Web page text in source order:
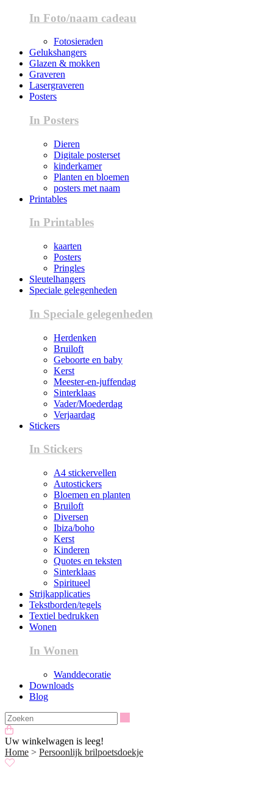
In Foto/naam cadeau
Fotosieraden
Gelukshangers
Glazen & mokken
Graveren
Lasergraveren
Posters
In Posters
Dieren
Digitale posterset
kinderkamer
Planten en bloemen
posters met naam
Printables
In Printables
kaarten
Posters
Pringles
Sleutelhangers
Speciale gelegenheden
In Speciale gelegenheden
Herdenken
Bruiloft
Geboorte en baby
Kerst
Meester-en-juffendag
Sinterklaas
Vader/Moederdag
Verjaardag
Stickers
In Stickers
A4 stickervellen
Autostickers
Bloemen en planten
Bruiloft
Diversen
Ibiza/boho
Kerst
Kinderen
Quotes en teksten
Sinterklaas
Spiritueel
Strijkapplicaties
Tekstborden/tegels
Textiel bedrukken
Wonen
In Wonen
Wanddecoratie
Downloads
Blog
Uw winkelwagen is leeg!
Home > Persoonlijk brilpoetsdoekje